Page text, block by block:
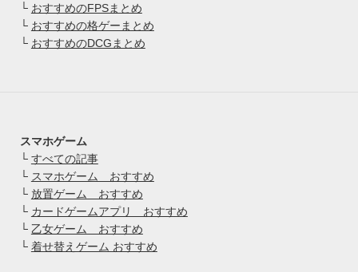
└ おすすめのFPSまとめ
└ おすすめの格ゲーまとめ
└ おすすめのDCGまとめ
スマホゲーム
└ すべての記事
└ スマホゲーム おすすめ
└ 放置ゲーム おすすめ
└ カードゲームアプリ おすすめ
└ 乙女ゲーム おすすめ
└ 着せ替えゲーム おすすめ